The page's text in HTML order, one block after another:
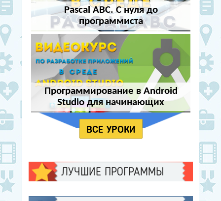
Pascal ABC. С нуля до
программиста
Программирование в Android
Studio для начинающих
ВСЕ УРОКИ
ЛУЧШИЕ ПРОГРАММЫ